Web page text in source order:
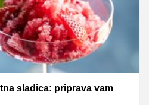
sladica: priprava vam